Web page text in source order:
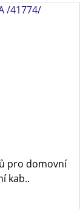
/41774/
pro domovní
kab..